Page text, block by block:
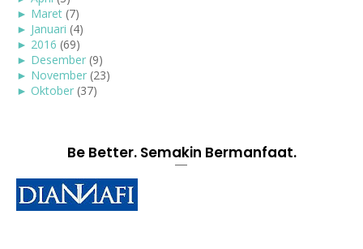
► Maret (7)
► Januari (4)
► 2016 (69)
► Desember (9)
► November (23)
► Oktober (37)
Be Better. Semakin Bermanfaat.